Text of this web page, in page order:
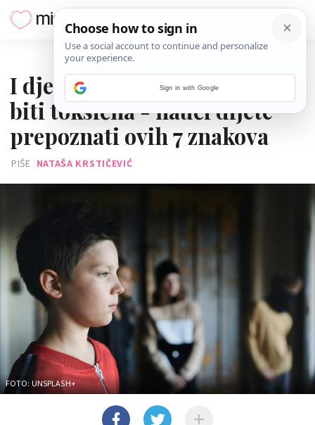
I dječja prijateljstva mogu
biti toksična - nauči dijete
prepoznati ovih 7 znakova
PIŠE NATAŠA KRSTIČEVIĆ
FOTO: UNSPLASH+
Sign in with Google